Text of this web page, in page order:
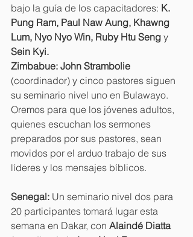
bajo la guía de los capacitadores: K.
Pung Ram, Paul Naw Aung, Khawng
Lum, Nyo Nyo Win, Ruby Htu Seng y
Sein Kyi.
Zimbabue: John Strambolie
(coordinador) y cinco pastores siguen
su seminario nivel uno en Bulawayo.
Oremos para que los jóvenes adultos,
quienes escuchan los sermones
preparados por sus pastores, sean
movidos por el arduo trabajo de sus
líderes y los mensajes bíblicos.
Senegal: Un seminario nivel dos para
20 participantes tomará lugar esta
semana en Dakar, con Alaindé Diatta